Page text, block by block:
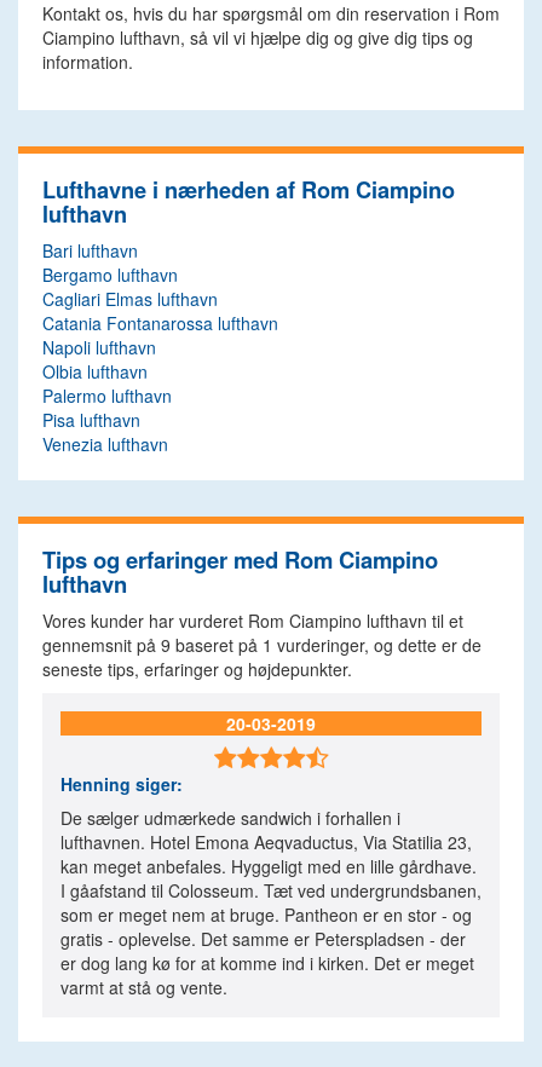
Kontakt os, hvis du har spørgsmål om din reservation i Rom
Ciampino lufthavn, så vil vi hjælpe dig og give dig tips og
information.
Lufthavne i nærheden af Rom Ciampino
lufthavn
Bari lufthavn
Bergamo lufthavn
Cagliari Elmas lufthavn
Catania Fontanarossa lufthavn
Napoli lufthavn
Olbia lufthavn
Palermo lufthavn
Pisa lufthavn
Venezia lufthavn
Tips og erfaringer med Rom Ciampino
lufthavn
Vores kunder har vurderet Rom Ciampino lufthavn til et
gennemsnit på 9 baseret på 1 vurderinger, og dette er de
seneste tips, erfaringer og højdepunkter.
20-03-2019

Henning siger:
De sælger udmærkede sandwich i forhallen i
lufthavnen. Hotel Emona Aeqvaductus, Via Statilia 23,
kan meget anbefales. Hyggeligt med en lille gårdhave.
I gåafstand til Colosseum. Tæt ved undergrundsbanen,
som er meget nem at bruge. Pantheon er en stor - og
gratis - oplevelse. Det samme er Peterspladsen - der
er dog lang kø for at komme ind i kirken. Det er meget
varmt at stå og vente.